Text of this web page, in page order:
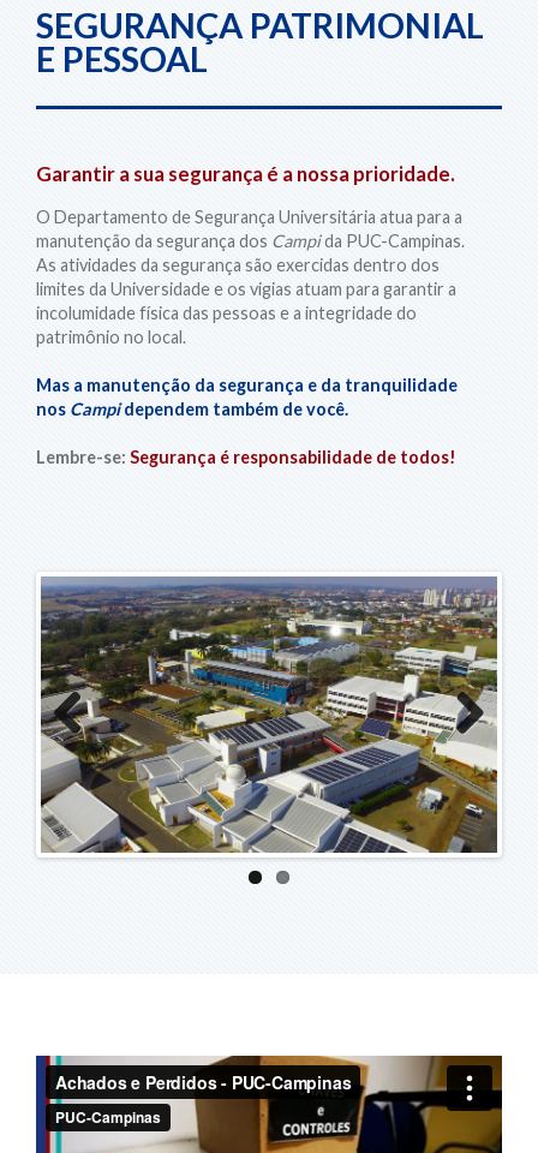
SEGURANÇA PATRIMONIAL
E PESSOAL
Garantir a sua segurança é a nossa prioridade.
O Departamento de Segurança Universitária atua para a
manutenção da segurança dos Campida PUC-Campinas.
As atividades da segurança são exercidas dentro dos
limites da Universidade e os vigias atuam para garantir a
incolumidade física das pessoas e a integridade do
patrimônio no local.
Mas a manutenção da segurança e da tranquilidade
nos Campidependem também de você.
Lembre-se: Segurança é responsabilidade de todos!
Previous Next